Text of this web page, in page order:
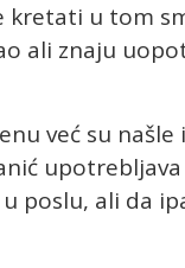
kretati u tom
ali znaju
već su našle
poslu, ali da